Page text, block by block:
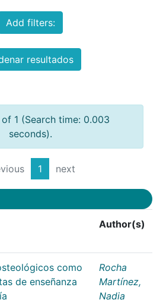
Add filters:
resultados
of 1 (Search time: 0.003
seconds).
1 next
Author(s)
como
de enseñanza
Rocha
Martínez,
Nadia